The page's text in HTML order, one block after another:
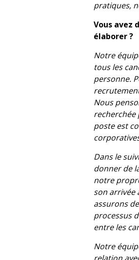
pratiques,
Vous avez
élaborer ?
Notre
tous les
personne.
Nous
poste est
Dans le
donner de
notre
son arrivée
assurons
processus
entre les
Notre